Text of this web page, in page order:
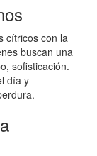
cítricos con la
buscan una
sofisticación.
día y